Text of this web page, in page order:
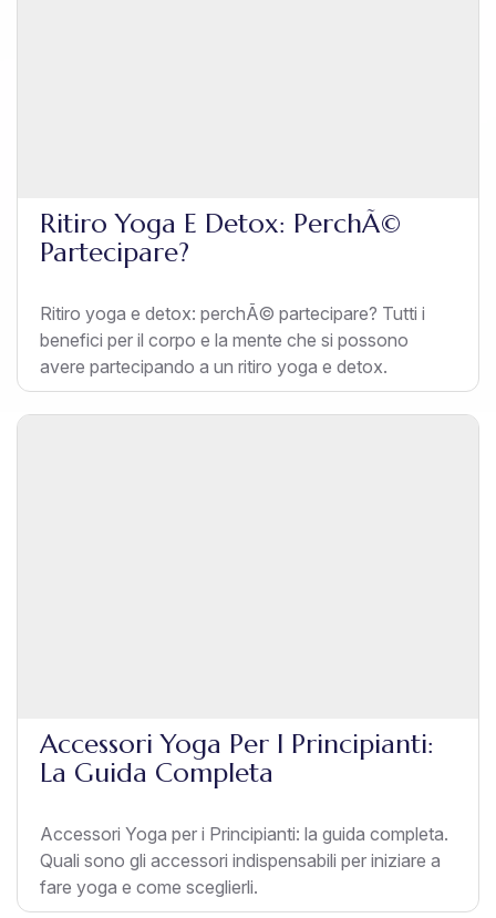
Ritiro Yoga E Detox: PerchÃ©
Partecipare?
Ritiro yoga e detox: perchÃ© partecipare? Tutti i
benefici per il corpo e la mente che si possono
avere partecipando a un ritiro yoga e detox.
Accessori Yoga Per I Principianti:
La Guida Completa
Accessori Yoga per i Principianti: la guida completa.
Quali sono gli accessori indispensabili per iniziare a
fare yoga e come sceglierli.